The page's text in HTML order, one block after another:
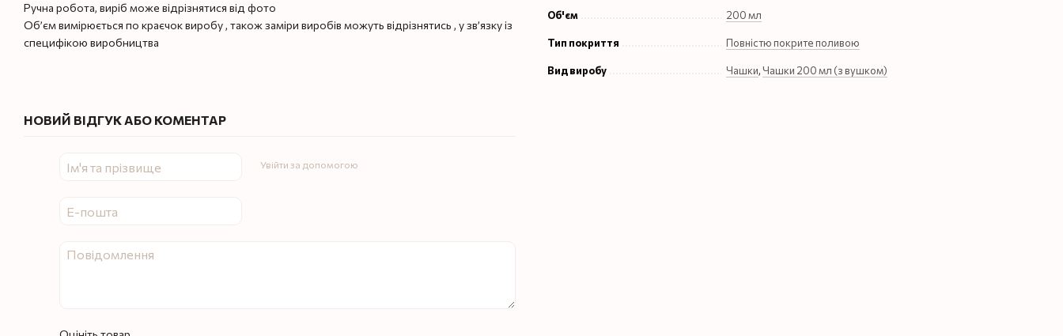
Ручна робота, виріб може відрізнятися від фото
Об’єм вимірюється по краєчок виробу , також заміри виробів можуть відрізнятись , у зв’язку із
специфікою виробництва
НОВИЙ ВІДГУК АБО КОМЕНТАР
Увійти за допомогою
Об'єм 200 мл
Тип покриття Повністю покрите поливою
Вид виробу Чашки,Чашки 200 мл (з вушком)